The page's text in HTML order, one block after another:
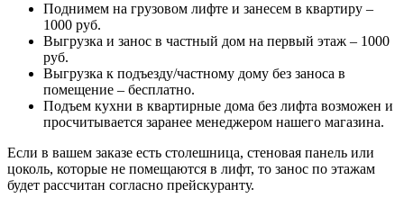
Поднимем на грузовом лифте и занесем в квартиру –
1000 руб.
Выгрузка и занос в частный дом на первый этаж – 1000
руб.
Выгрузка к подъезду/частному дому без заноса в
помещение – бесплатно.
Подъем кухни в квартирные дома без лифта возможен и
просчитывается заранее менеджером нашего магазина.
Если в вашем заказе есть столешница, стеновая панель или
цоколь, которые не помещаются в лифт, то занос по этажам
будет рассчитан согласно прейскуранту.